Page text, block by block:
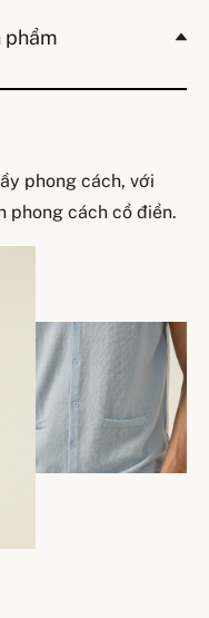
phẩm
phong cách, với
phong cách cổ điển.